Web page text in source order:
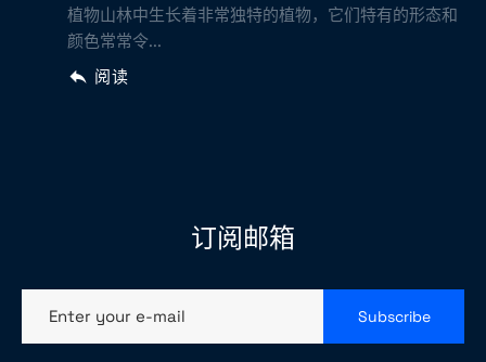
植物山林中生长着非常独特的植物，它们特有的形态和
颜色常常令...
阅读
订阅邮箱
Enter your e-mail Subscribe